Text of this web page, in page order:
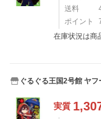
送料
ポイント
在庫状況は商
ぐるぐる王国2号館 ヤフ
実質